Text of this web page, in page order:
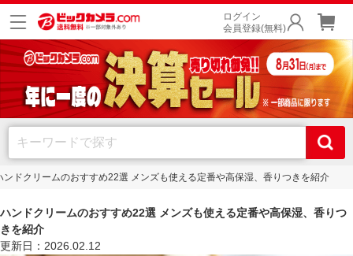
ログイン
会員登録(無料)
ンドクリームのおすすめ22選 メンズも使える定番や高保湿、香りつきを紹介
ハンドクリームのおすすめ22選 メンズも使える定番や高保湿、香りつ
きを紹介
更新日：2026.02.12